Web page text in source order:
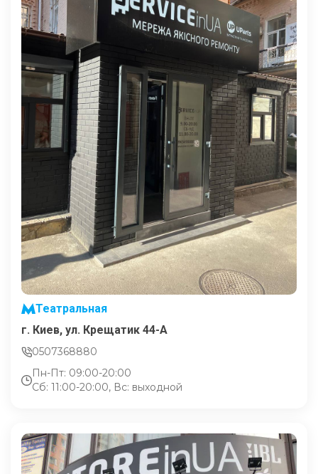
Театральная
г. Киев, ул. Крещатик 44-А
0507368880
Пн-Пт: 09:00-20:00
Сб: 11:00-20:00, Вс: выходной